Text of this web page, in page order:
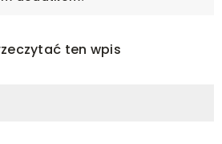
ten wpis